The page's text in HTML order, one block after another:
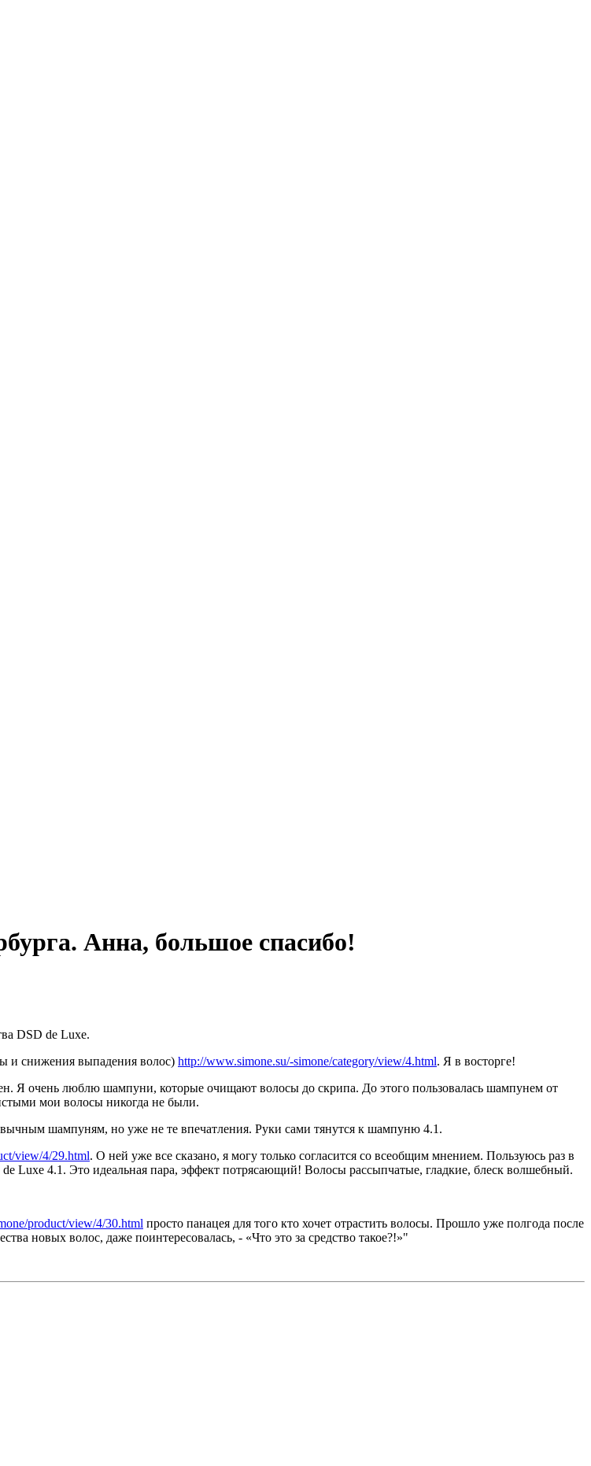
Анна, большое спасибо!
DSD de Luxe.
и снижения выпадения волос) http://www.simone.su/-simone/category/view/4.html. Я в восторге!
. Я очень люблю шампуни, которые очищают волосы до скрипа. До этого пользовалась шампунем от
мои волосы никогда не были.
шампуням, но уже не те впечатления. Руки сами тянутся к шампуню 4.1.
view/4/29.html. О ней уже все сказано, я могу только согласится со всеобщим мнением. Пользуюсь раз в
4.1. Это идеальная пара, эффект потрясающий! Волосы рассыпчатые, гладкие, блеск волшебный.
product/view/4/30.html просто панацея для того кто хочет отрастить волосы. Прошло уже полгода после
новых волос, даже поинтересовалась, - «Что это за средство такое?!»"